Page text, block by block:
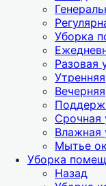
Уборка
Разовая
Утренняя
Вечерняя
Срочная
Влажная
Мытье
Уборка
Назад